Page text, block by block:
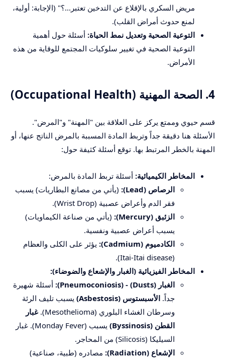
مريض السكري بالإقلاع عن التدخين تعتبر...؟" (الإجابة: أولية،
لمنع حدوث أمراض القلب).
التوعية الصحية وتعديل نمط الحياة: أسئلة حول أهمية
التوعية الصحية في تغيير سلوكيات المجتمع للوقاية من هذه
الأمراض.
4. الصحة المهنية (Occupational Health)
قسم حيوي وممتع يركز على العلاقة بين "المهنة" و"المرض".
الأسئلة هنا دقيقة جداً وتربط المادة المسببة بالمرض الناتج عنها، أو
المهنة بالخطر المرتبط بها. توقع أسئلة كثيفة حول:
المخاطر الكيميائية: أسئلة تربط المادة بالمرض:
الرصاص (Lead):
(يأتي من مصانع البطاريات) يسبب
فقر الدم وأعراض عصبية (Wrist Drop).
الزئبق (Mercury):
(يأتي من صناعة الكيماويات)
يسبب أعراض عصبية ونفسية.
الكادميوم (Cadmium):
يؤثر على الكلى والعظام
(Itai-Itai disease).
المخاطر الفيزيائية (الغبار والإشعاع والضوضاء):
الغبار (Dusts) - (Pneumoconiosis):
أسئلة شهيرة
جداً. الأسبستوس (Asbestosis)
يسبب تليف الرئة
وسرطان الغشاء البلوري (Mesothelioma).
غبار
القطن (Byssinosis)
يسبب (Monday Fever). غبار
السيليكا (Silicosis) من المحاجر.
الإشعاع (Radiation):
مصادره (طبية، صناعية)